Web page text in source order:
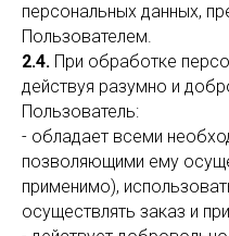
персональных данных,
Пользователем.
2.4. При обработке
действуя разумно и
Пользователь:
- обладает всеми
позволяющими ему
применимо),
осуществлять заказ и